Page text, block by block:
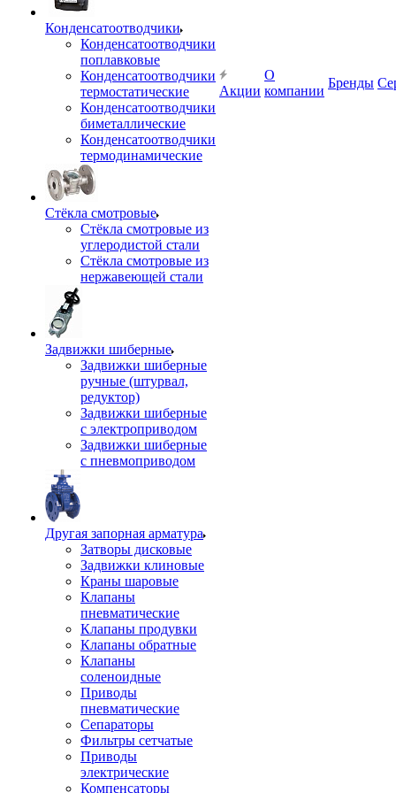
Конденсатоотводчики
Конденсатоотводчики
поплавковые
Конденсатоотводчики
термостатические
Конденсатоотводчики
биметаллические
Конденсатоотводчики
термодинамические
Стёкла смотровые
Стёкла смотровые из
углеродистой стали
Стёкла смотровые из
нержавеющей стали
Задвижки шиберные
Задвижки шиберные
ручные (штурвал,
редуктор)
Задвижки шиберные
с электроприводом
Задвижки шиберные
с пневмоприводом
Другая запорная арматура
Затворы дисковые
Задвижки клиновые
Краны шаровые
Клапаны
пневматические
Клапаны продувки
Клапаны обратные
Клапаны
соленоидные
Приводы
пневматические
Сепараторы
Фильтры сетчатые
Приводы
электрические
Компенсаторы
Акции
О
компании
Бренды